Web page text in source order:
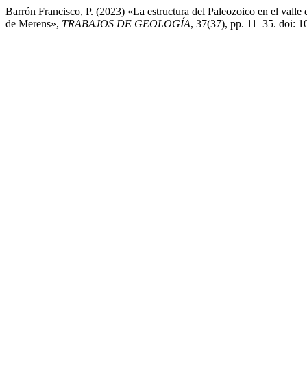
Barrón Francisco, P. (2023) «La estructura del Paleozoico en el
de Merens», TRABAJOS DE GEOLOGÍA, 37(37), pp. 11–35. doi: